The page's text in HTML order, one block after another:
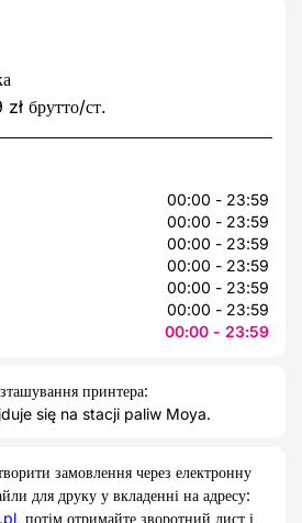
00:00 - 23:59
00:00 - 23:59
00:00 - 23:59
00:00 - 23:59
00:00 - 23:59
00:00 - 23:59
00:00 - 23:59
брутто/ст.
принтера:
się na stacji paliw Moya.
замовлення через електронну
для друку у вкладенні на адресу:
, потім отримайте зворотний лист і